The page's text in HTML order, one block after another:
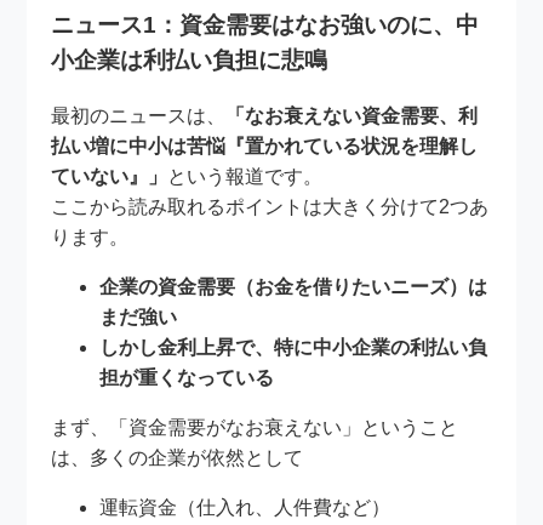
ニュース1：資金需要はなお強いのに、中
小企業は利払い負担に悲鳴
最初のニュースは、
「なお衰えない資金需要、利
払い増に中小は苦悩『置かれている状況を理解し
ていない』」 という報道です。
ここから読み取れるポイントは大きく分けて2つあ
ります。
企業の資金需要（お金を借りたいニーズ）は
まだ強い
しかし金利上昇で、特に中小企業の利払い負
担が重くなっている
まず、「資金需要がなお衰えない」ということ
は、多くの企業が依然として
運転資金（仕入れ、人件費など）